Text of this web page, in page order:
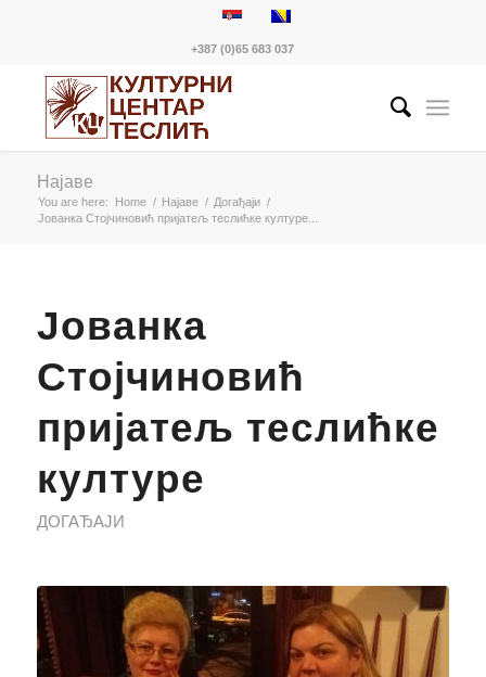
+387 (0)65 683 037
Најаве
You are here: Home / Најаве / Догађаји /
Јованка Стојчиновић пријатељ теслићке културе...
Јованка
Стојчиновић
пријатељ теслићке
културе
ДОГАЂАЈИ